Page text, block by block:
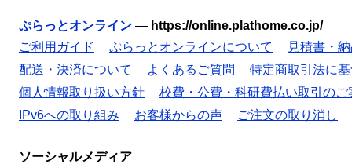
ぷらっとオンライン — https://online.plathome.co.jp/
ご利用ガイド
ぷらっとオンラインについて
見積書・
配送・決済について
よくあるご質問
特定商取引法に
個人情報取り扱い方針
校費・公費・科研費払い取引のご
IPv6への取り組み
お客様からの声 ご注文の取り消し
ソーシャルメディア